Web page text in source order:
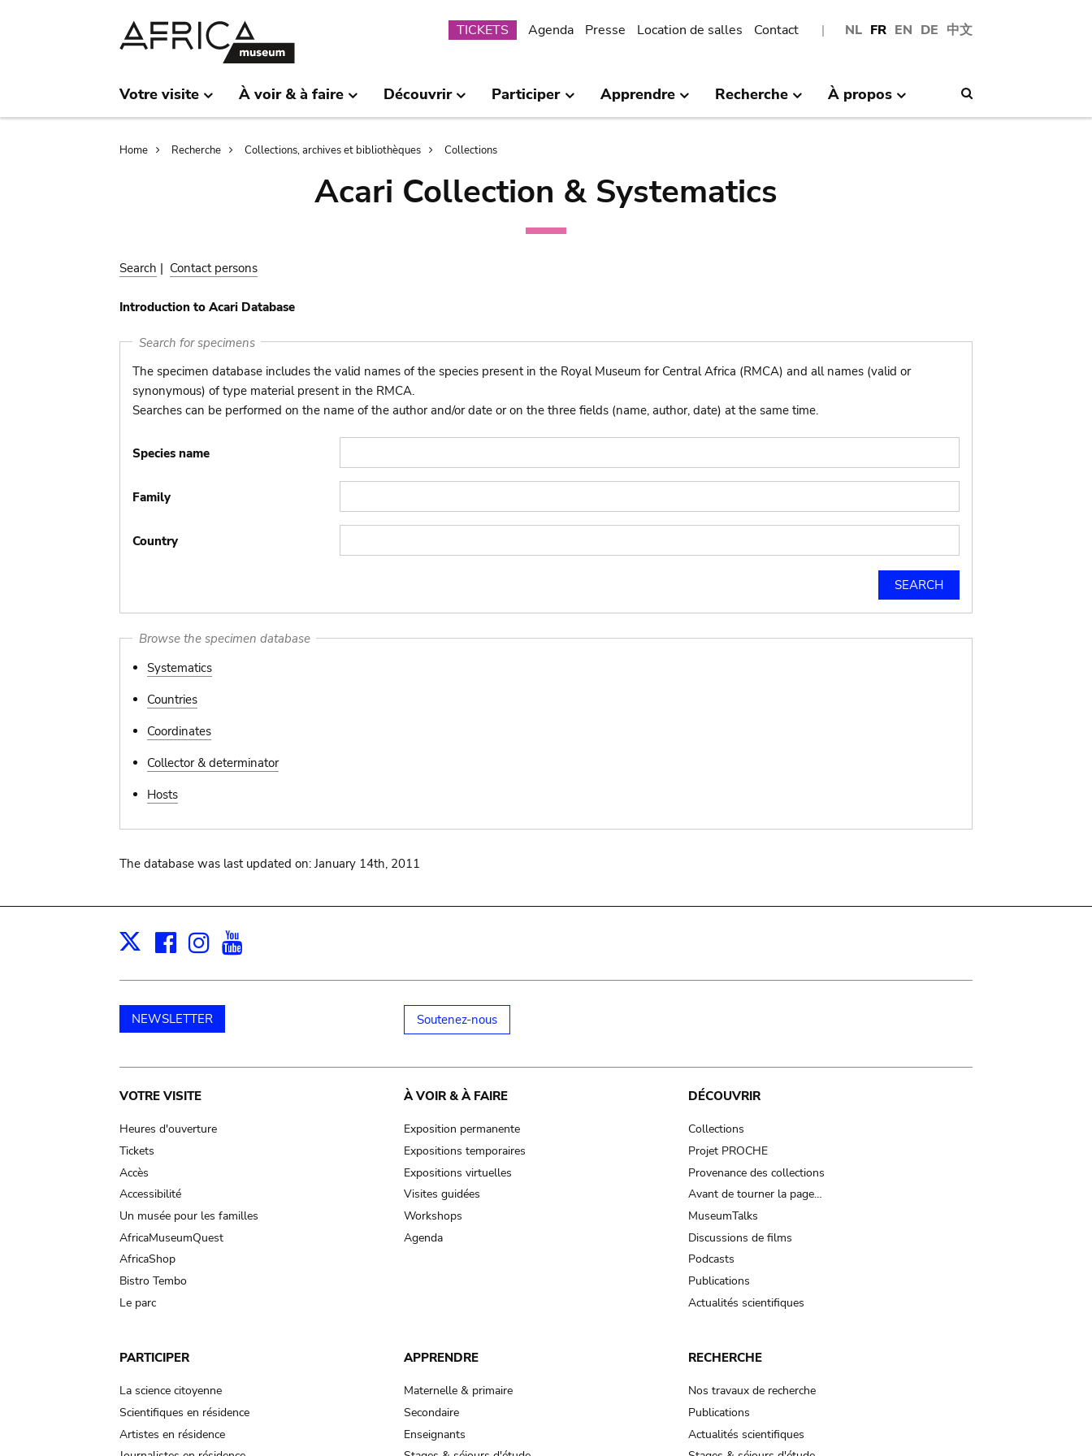
NL FR EN DE 中文
Submenu
TICKETS Agenda Presse Location de salles Contact
Votre visite À voir & à faire Découvrir Participer Apprendre Recherche À propos
Breadcrumb
Home Recherche Collections, archives et bibliothèques Collections
Acari Collection & Systematics
Search | Contact persons
Introduction to Acari Database
Search for specimens
The specimen database includes the valid names of the species present in the Royal Museum for Central Africa (RMCA) and all names (valid or
synonymous) of type material present in the RMCA.
Searches can be performed on the name of the author and/or date or on the three fields (name, author, date) at the same time.
Species name
Family
Country
Browse the specimen database
Systematics
Countries
Coordinates
Collector & determinator
Hosts
The database was last updated on: January 14th, 2011
X Facebook
Instagram
NEWSLETTER Soutenez-nous
Main
navigation
VOTRE VISITE
Heures d'ouverture
Tickets
Accès
Accessibilité
Un musée pour les familles
AfricaMuseumQuest
AfricaShop
Bistro Tembo
Le parc
À VOIR & À FAIRE
Exposition permanente
Expositions temporaires
Expositions virtuelles
Visites guidées
Workshops
Agenda
DÉCOUVRIR
Collections
Projet PROCHE
Provenance des collections
Avant de tourner la page…
MuseumTalks
Discussions de films
Podcasts
Publications
Actualités scientifiques
PARTICIPER
La science citoyenne
Scientifiques en résidence
Artistes en résidence
APPRENDRE
Maternelle & primaire
Secondaire
Enseignants
RECHERCHE
Nos travaux de recherche
Publications
Actualités scientifiques